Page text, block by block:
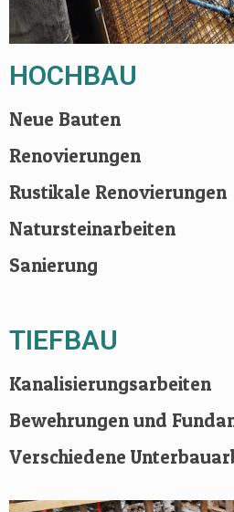
HOCHBAU
Neue Bauten
Renovierungen
Rustikale Renovierungen
Natursteinarbeiten
Sanierung
TIEFBAU
Kanalisierungsarbeiten
Bewehrungen und
Verschiedene